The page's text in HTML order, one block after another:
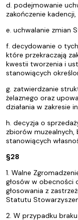
d. podejmowanie
zakończenie kadencji,
e. uchwalanie zmian
f. decydowanie o
które przekraczają
kwestii tworzenia i
stanowiących
g. zatwierdzanie
żelaznego oraz
działania w zakresie
h. decyzja o
zbiorów
stanowiących
§28
1. Walne
głosów w obecności
głosowania z
Statutu
2. W przypadku